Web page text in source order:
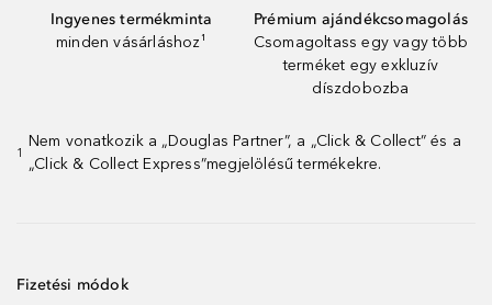
Ingyenes termékminta
minden vásárláshoz¹
Prémium ajándékcsomagolás
Csomagoltass egy vagy több
terméket egy exkluzív
díszdobozba
1
Nem vonatkozik a „Douglas Partner”, a „Click & Collect” és a
„Click & Collect Express”megjelölésű termékekre.
Fizetési módok